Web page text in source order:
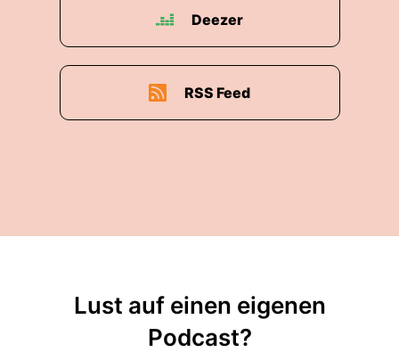
Deezer
RSS Feed
Lust auf einen eigenen
Podcast?